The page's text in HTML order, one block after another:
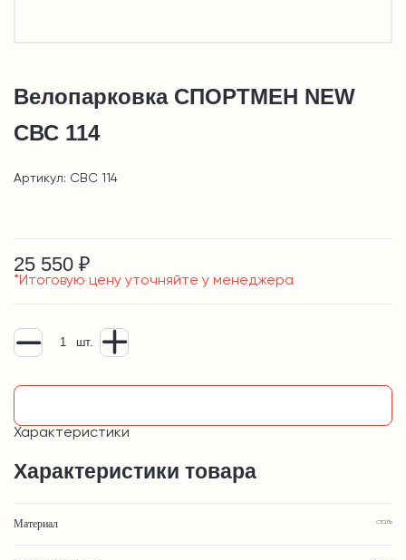
Велопарковка СПОРТМЕН NEW
СВС 114
Артикул: СВС 114
25 550 ₽
*Итоговую цену уточняйте у менеджера
шт.
Характеристики
Характеристики товара
Материал сталь